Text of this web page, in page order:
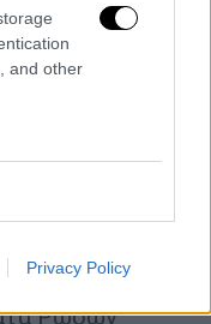
and other
Privacy Policy
δίκαιο,
της
της Ρώμης
(ΔΠΔ).
ενεργά
Ρώσων